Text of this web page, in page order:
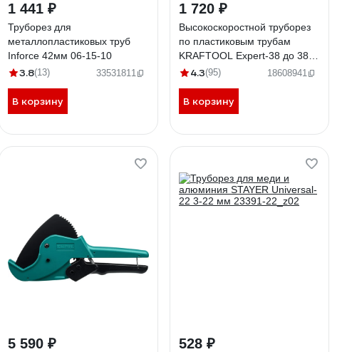
1 441 ₽
Труборез для
металлопластиковых труб
Inforce 42мм 06-15-10
3.8(13) 33531811
В корзину
1 720 ₽
Высокоскоростной труборез
по пластиковым трубам
KRAFTOOL Expert-38 до 38
мм 23381-38_z01
4.3(95) 18608941
В корзину
5 590 ₽ 528 ₽